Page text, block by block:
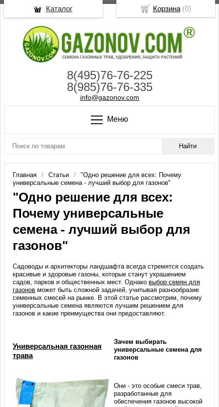
8(495)76-76-225
8(985)76-76-335
info@gazonov.com
Меню
Главная Статьи
"Одно решение для всех: Почему
универсальные семена - лучший выбор для газонов"
"Одно решение для всех:
Почему универсальные
семена - лучший выбор для
газонов"
Садоводы и архитекторы ландшафта всегда стремятся создать
красивые и здоровые газоны, которые станут украшением
садов, парков и общественных мест. Однаковыбор семян для
газонов может быть сложной задачей, учитывая разнообразие
семенных смесей на рынке. В этой статье рассмотрим, почему
универсальные семена являются лучшим решением для
газонов и какие преимущества они предоставляют.
Универсальная газонная
трава
Зачем выбирать
универсальные семена для
газонов
Они - это особые смеси трав,
разработанные для
обеспечения газонов высокой
Корзина(0)
Каталог